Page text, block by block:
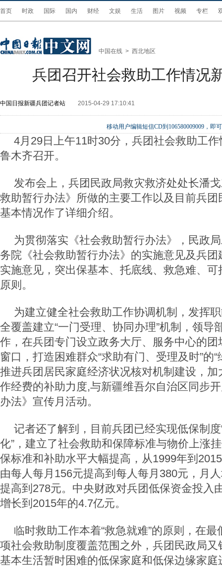
首页 时政 国际 国内 财经 文娱 生活 图片 视频 专栏
中国在线 > 西北地区
兵团召开社会救助工作情况
中国日报新疆兵团记者站 2015-04-29 17:10:41
移动用户编辑短信CD到106580009009，即
4月 29日上午11时30分，兵团社会救助工
鲁木齐召开。
发布会上，兵团民政局救灾救济处处长潘
救助暂行办法》所做的主要工作以及目前兵
基本情况作了详细介绍。
为贯彻落实《社会救助暂行办法》，民政
务院《社会救助暂行办法》的实施意见及兵
实施意见，突出保基本、托底线、救急难、
原则。
为建立健全社会救助工作协调机制，发挥
全覆盖建立“一门受理、协同办理”机制，领导
作，在兵团专门设立政务大厅、服务中心的
窗口，打造困难群众“求助有门、受理及时”的
推进兵团居民家庭经济状况核对机制建设，
作经费的补助力度,与新疆维吾尔自治区同步
办法》宣传月活动。
记者还了解到，目前兵团已经实现低保制
化”， 建立了社会救助和保障标准与物价上涨
保标准和补助水平大幅提高，从1999年到 2015
由每人每月 156元提高到每人每月 380元，月
提高到 278元。中央财政对兵团低保资金投入
增长到 2015年的4.7亿元。
临时救助工作本着“救急就难”的原则，在
项社会救助制度覆盖范围之外，兵团民政局
基本生活暂时困难的低保家庭和低保边缘家